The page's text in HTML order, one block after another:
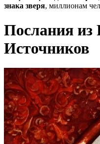
знака зверя, миллионам
Послания из
Источников